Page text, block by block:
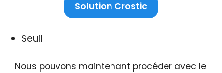
Solution Crostic
Seuil
Nous pouvons maintenant procéder avec le